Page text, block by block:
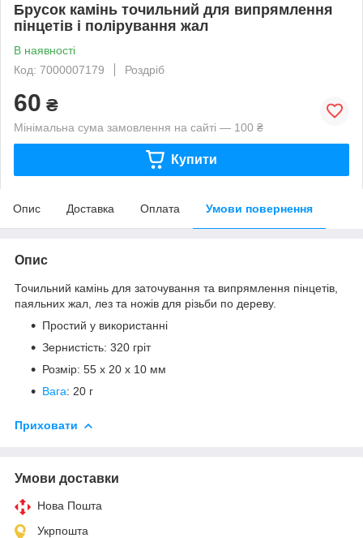
Брусок камінь точильний для випрямлення
пінцетів і полірування жал
В наявності
Код: 7000007179
Роздріб
60 ₴
Мінімальна сума замовлення на сайті — 100 ₴
Купити
Опис Доставка Оплата Умови повернення
Опис
Точильний камінь для заточування та випрямлення пінцетів,
паяльних жал, лез та ножів для різьби по дереву.
Простий у використанні
Зернистість: 320 гріт
Розмір: 55 х 20 х 10 мм
Вага: 20 г
Приховати
Умови доставки
Нова Пошта
Укрпошта